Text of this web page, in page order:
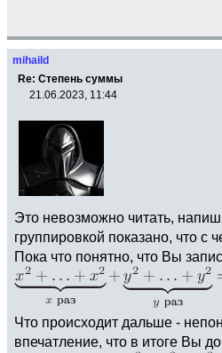
mihaild
Re: Степень суммы
21.06.2023, 11:44
Это невозможно читать,
группировкой показано, что с
Пока что понятно, что Вы
Что происходит дальше -
впечатление, что в итоге Вы